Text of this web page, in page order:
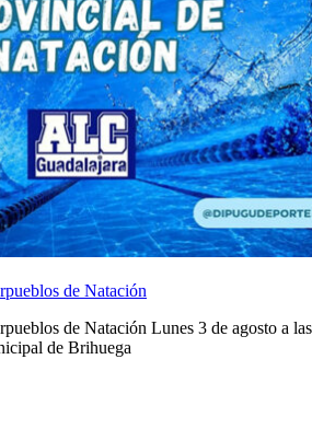
de Natación
de Natación Lunes 3 de agosto a las
de Brihuega